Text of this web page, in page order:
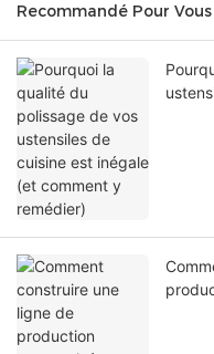
Recommandé Pour Vous